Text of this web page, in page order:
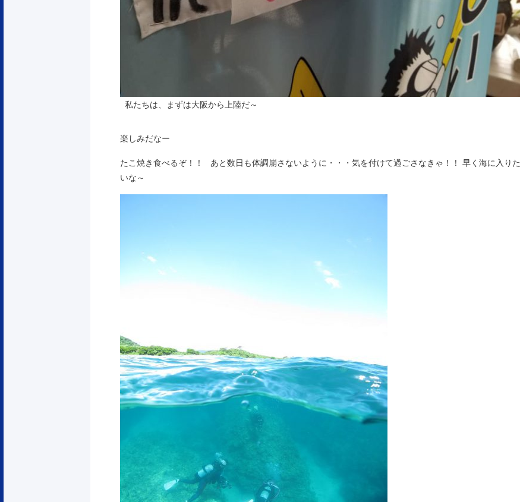
私たちは、まずは大阪から上陸だ～
楽しみだなー
たこ焼き食べるぞ！！ あと数日も体調崩さないように・・・気を付けて過ごさなきゃ！！ 早く海に入りた
いな～